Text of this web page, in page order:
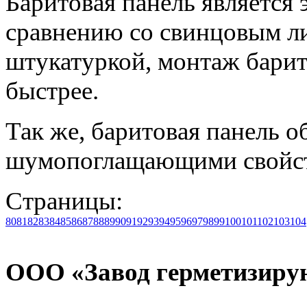
сравнению со свинцовым
штукатуркой, монтаж
быстрее.
Так же, баритовая панель
шумопоглащающими
Страницы:
8081828384858687888990919293949596979899100101102103104
ООО «Завод